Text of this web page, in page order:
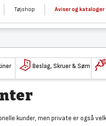
Tøjshop Aviser og kataloger
Beslag, Skruer & Søm
kunder,men private er også